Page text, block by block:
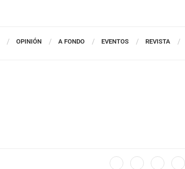
OPINIÓN A FONDO EVENTOS REVISTA